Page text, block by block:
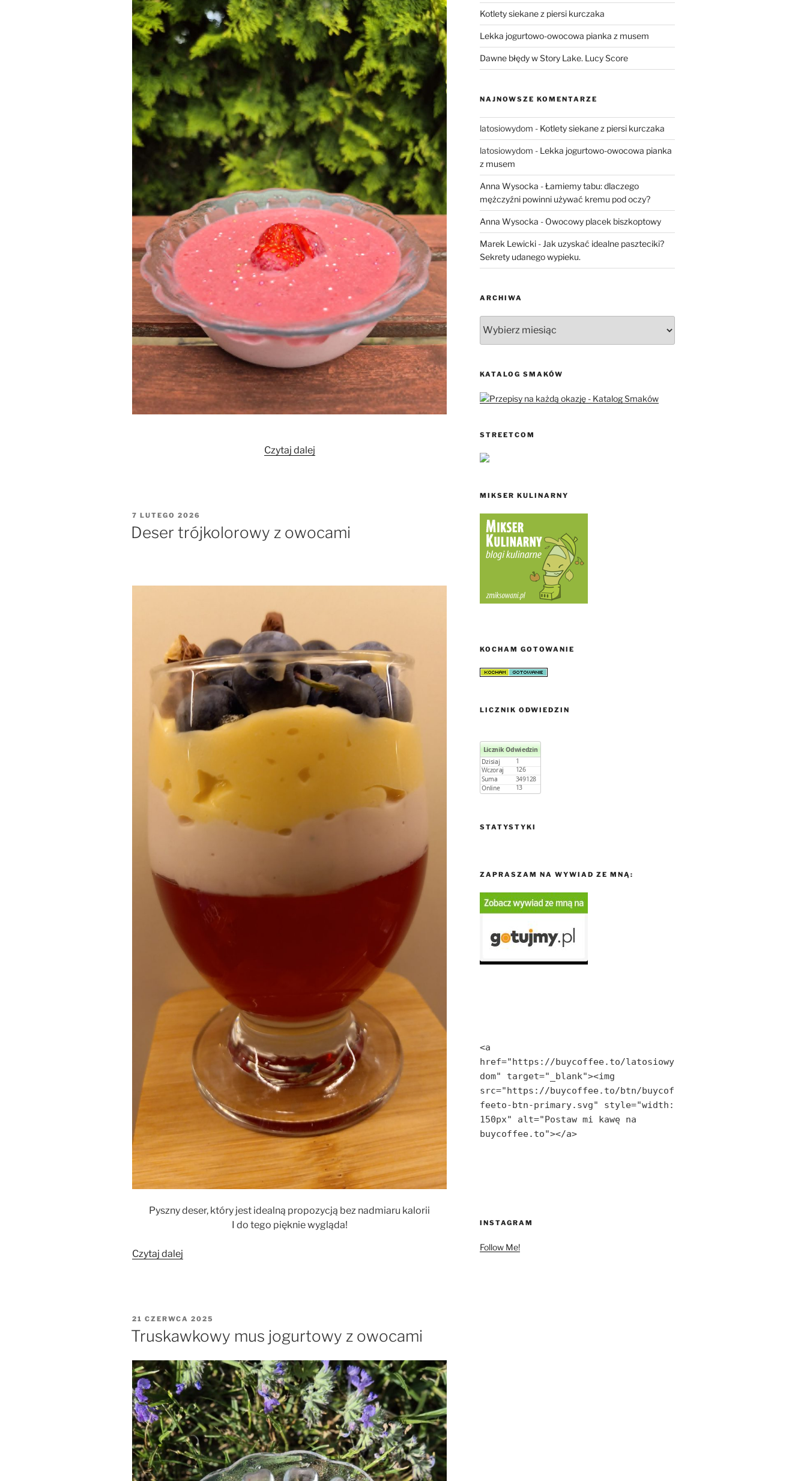
Czytaj dalej„Lekka
OPUBLIKOWANE
W
7 LUTEGO 2026
Deser trójkolorowy z owocami
Pyszny deser, który jest idealną propozycją bez nadmiaru kalorii
I do tego pięknie wygląda!
Czytaj dalej
OPUBLIKOWANE
W
21 CZERWCA 2025
Truskawkowy mus jogurtowy z owocami
Kotlety siekane z piersi kurczaka
Lekka jogurtowo-owocowa pianka z musem
Dawne błędy w Story Lake. Lucy Score
NAJNOWSZE KOMENTARZE
latosiowydom - Kotlety siekane z piersi kurczaka
latosiowydom - Lekka jogurtowo-owocowa pianka
z musem
Anna Wysocka -Łamiemy tabu: dlaczego
mężczyźni powinni używać kremu pod oczy?
Anna Wysocka - Owocowy placek biszkoptowy
Marek Lewicki- Jak uzyskać idealne paszteciki?
Sekrety udanego wypieku.
ARCHIWA
KATALOG SMAKÓW
STREETCOM
MIKSER KULINARNY
KOCHAM GOTOWANIE
LICZNIK ODWIEDZIN
STATYSTYKI
ZAPRASZAM NA WYWIAD ZE MNĄ:
<a
href="https://buycoffee.to/latosiowy
dom" target="_blank"><img
src="https://buycoffee.to/btn/buycof
feeto-btn-primary.svg" style="width:
150px" alt="Postaw mi kawę na
buycoffee.to"></a>
INSTAGRAM
Follow Me!